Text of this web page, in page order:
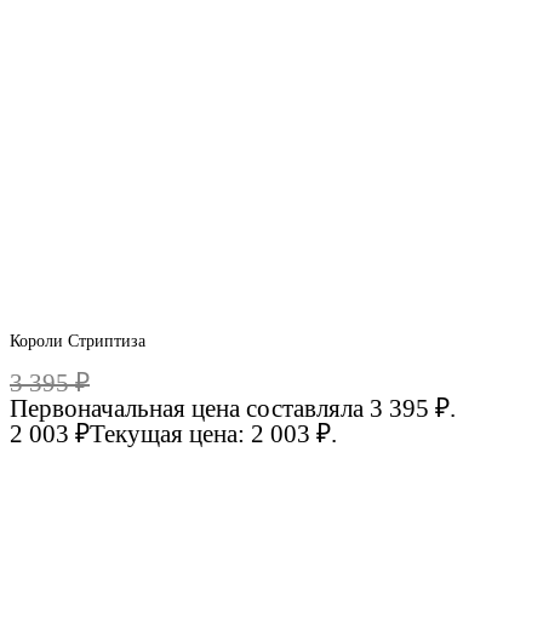
Короли Стриптиза
3 395₽
Первоначальная цена составляла 3 395 ₽.
2 003 ₽Текущая цена: 2 003 ₽.